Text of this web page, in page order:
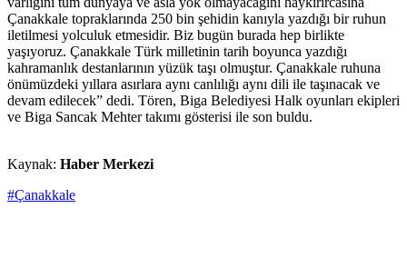
Çanakkale topraklarında 250 bin şehidin kanıyla yazdığı bir ruhun
iletilmesi yolculuk etmesidir. Biz bugün burada hep birlikte
yaşıyoruz. Çanakkale Türk milletinin tarih boyunca yazdığı
kahramanlık destanlarının yüzük taşı olmuştur. Çanakkale ruhuna
önümüzdeki yıllara asırlara aynı canlılığı aynı dili ile taşınacak ve
devam edilecek” dedi. Tören, Biga Belediyesi Halk oyunları ekipleri
ve Biga Sancak Mehter takımı gösterisi ile son buldu.
Kaynak: Haber Merkezi
#Çanakkale